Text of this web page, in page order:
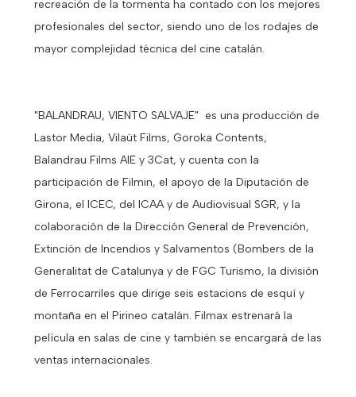
recreación de la tormenta ha contado con los mejores
profesionales del sector, siendo uno de los rodajes de
mayor complejidad técnica del cine catalán.
"BALANDRAU, VIENTO SALVAJE" es una producción de
Lastor Media, Vilaüt Films, Goroka Contents,
Balandrau Films AIE y 3Cat, y cuenta con la
participación de Filmin, el apoyo de la Diputación de
Girona, el ICEC, del ICAA y de Audiovisual SGR, y la
colaboración de la Dirección General de Prevención,
Extinción de Incendios y Salvamentos (Bombers de la
Generalitat de Catalunya y de FGC Turismo, la división
de Ferrocarriles que dirige seis estacions de esquí y
montaña en el Pirineo catalán. Filmax estrenará la
película en salas de cine y también se encargará de las
ventas internacionales.